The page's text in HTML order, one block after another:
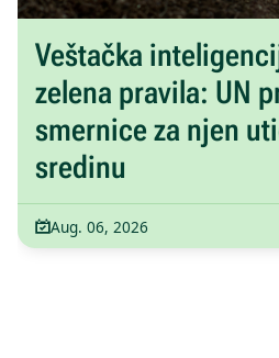
Veštačka
zelena pravila: UN
smernice za njen
sredinu
Aug. 06, 2026